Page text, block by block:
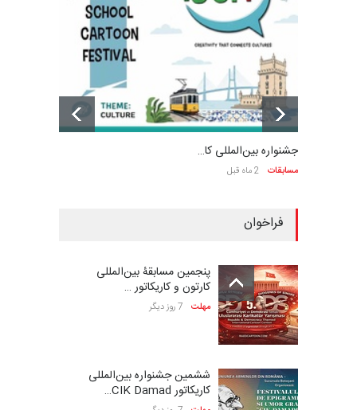
جشنواره بین‌المللی کا…
مسابقات 2 ماه قبل
فراخوان
پنجمین مسابقۀ بین‌المللی
کارتون و کاریکاتور …
مهلت 7 روز دیگر
ششمین جشنواره بین‌المللی
کاریکاتور CIK Damad…